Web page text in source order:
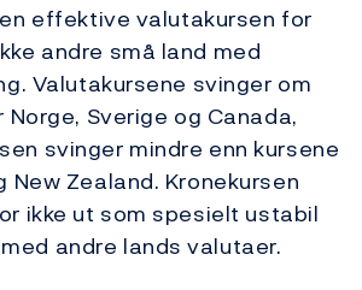
effektive valutakursen for
andre små land med
Valutakursene svinger om
Sverige og Canada,
svinger mindre enn kursene
New Zealand. Kronekursen
ikke ut som spesielt ustabil
andre lands valutaer.